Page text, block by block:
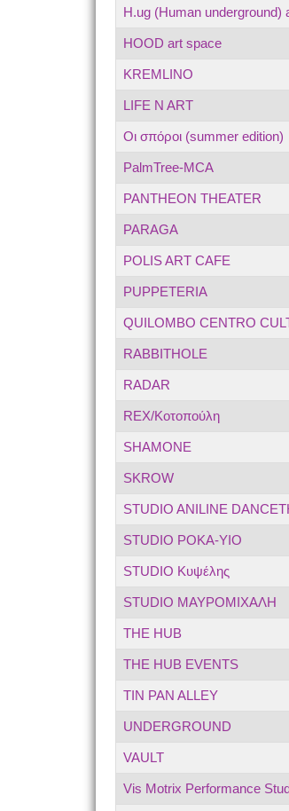
H.ug (Human underground)
HOOD art space
KREMLINO
LIFE N ART
Oι σπόροι (summer edition)
PalmTree-MCA
PANTHEON THEATER
PARAGA
POLIS ART CAFE
PUPPETERIA
QUILOMBO CENTRO
RABBITHOLE
RADAR
REX/Κοτοπούλη
SHAMONE
SKROW
STUDIO ANILINE
STUDIO POKA-YIO
STUDIO Κυψέλης
STUDIO ΜΑΥΡΟΜΙΧΑΛΗ
THE HUB
THE HUB EVENTS
TIN PAN ALLEY
UNDERGROUND
VAULT
Vis Motrix Performance